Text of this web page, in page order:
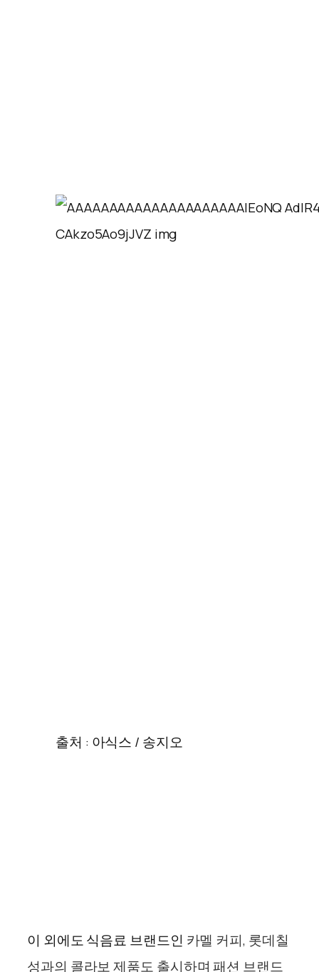
출처 : 아식스 / 송지오
이 외에도식음료 브랜드인 카멜 커피, 롯데칠
성과의 콜라보 제품도 출시하며패션 브랜드